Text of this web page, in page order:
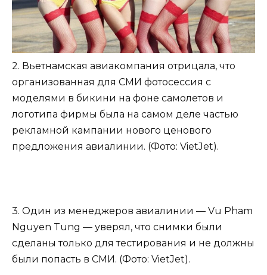
2. Вьетнамская авиакомпания отрицала, что
организованная для СМИ фотосессия с
моделями в бикини на фоне самолетов и
логотипа фирмы была на самом деле частью
рекламной кампании нового ценового
предложения авиалинии. (Фото: VietJet).
3. Один из менеджеров авиалинии — Vu Pham
Nguyen Tung — уверял, что снимки были
сделаны только для тестирования и не должны
были попасть в СМИ. (Фото: VietJet).